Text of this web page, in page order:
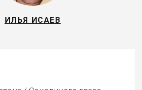
ИЛЬЯ ИСАЕВ